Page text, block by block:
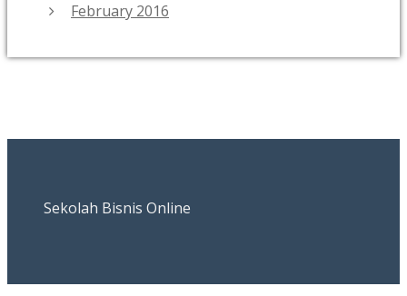
February 2016
Sekolah Bisnis Online